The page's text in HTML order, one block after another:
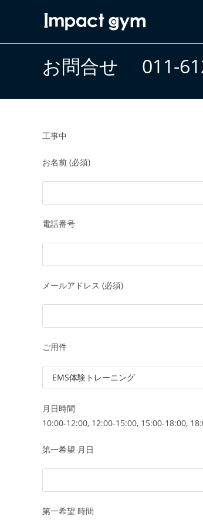
お問合せ 011-
工事中
お名前 (必須)
電話番号
メールアドレス (必須)
ご用件
月日時間
10:00-12:00, 12:00-15:00, 15:00-18:00,
第一希望 月日
第一希望 時間